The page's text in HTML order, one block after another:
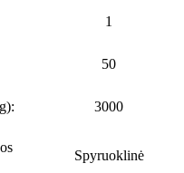
1
50
3000
Spyruoklinė